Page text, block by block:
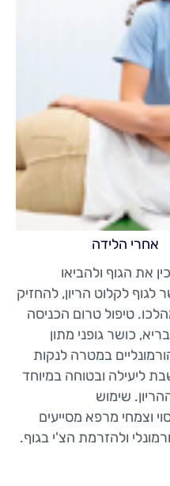
אחרי הלידה
את הגוף ולהביאו
לקלוט הריון, להחזיק
טיפול טרום הכניסה
כושר גופני מתון
במטרה לנקות
ליעילה ובטוחה במיוחד
שימוש
וצמחי מרפא מסייעים
ולהזרמת הצ'י בגוף.